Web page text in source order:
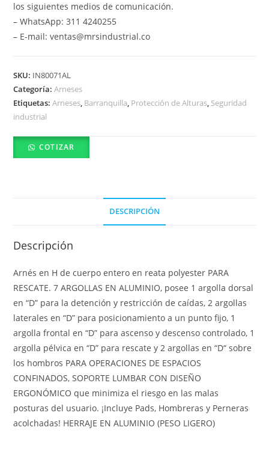
los siguientes medios de comunicación.
– WhatsApp: 311 4240255
– E-mail: ventas@mrsindustrial.co
SKU: IN80071AL
Categoría:Arneses
Etiquetas:Arneses, Barranquilla, Protección de Alturas, Seguridad
industrial
COTIZAR
DESCRIPCIÓN
Descripción
Arnés en H de cuerpo entero en reata polyester PARA
RESCATE. 7 ARGOLLAS EN ALUMINIO, posee 1 argolla dorsal
en “D” para la detención y restricción de caídas, 2 argollas
laterales en “D” para posicionamiento a un punto fijo, 1
argolla frontal en “D” para ascenso y descenso controlado, 1
argolla pélvica en “D” para rescate y 2 argollas en “D“ sobre
los hombros PARA OPERACIONES DE ESPACIOS
CONFINADOS, SOPORTE LUMBAR CON DISEÑO
ERGONÓMICO que minimiza el riesgo en las malas
posturas del usuario. ¡Incluye Pads, Hombreras y Perneras
acolchadas! HERRAJE EN ALUMINIO (PESO LIGERO)